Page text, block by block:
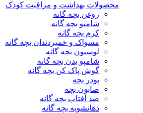
محصولات بهداشت و مراقبت کودک
روغن بچه گانه
شامپو بچه گانه
کرم بچه گانه
مسواک و خمیردندان بچه گانه
لوسیون بچه گانه
شامپو بدن بچه گانه
گوش پاک کن بچه گانه
پودر بچه
صابون بچه
ضد آفتاب بچه گانه
دهانشویه بچه گانه